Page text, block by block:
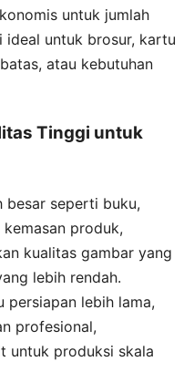
untuk jumlah
ideal untuk brosur, kartu
atau kebutuhan
Tinggi untuk
besar seperti buku,
produk,
kualitas gambar yang
lebih rendah.
persiapan lebih lama,
profesional,
untuk produksi skala